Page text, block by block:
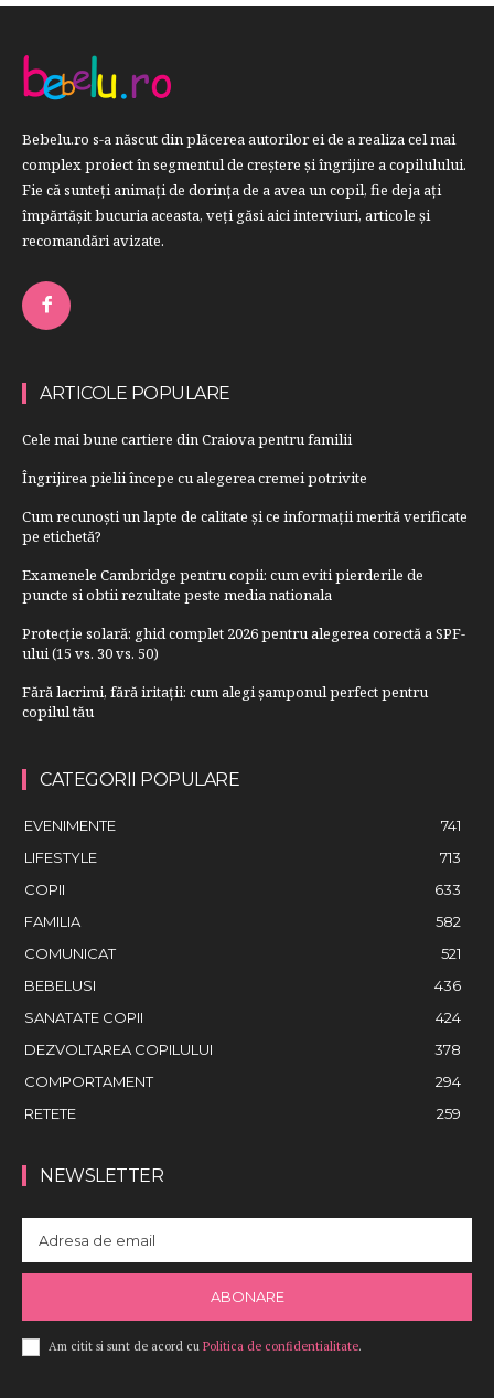
Bebelu.ro s-a născut din plăcerea autorilor ei de a realiza cel mai
complex proiect în segmentul de creştere şi îngrijire a copilulului.
Fie că sunteţi animaţi de dorinţa de a avea un copil, fie deja aţi
împărtăşit bucuria aceasta, veți găsi aici interviuri, articole şi
recomandări avizate.
ARTICOLE POPULARE
Cele mai bune cartiere din Craiova pentru familii
Îngrijirea pielii începe cu alegerea cremei potrivite
Cum recunoști un lapte de calitate și ce informații merită verificate
pe etichetă?
Examenele Cambridge pentru copii: cum eviti pierderile de
puncte si obtii rezultate peste media nationala
Protecție solară: ghid complet 2026 pentru alegerea corectă a SPF-
ului (15 vs. 30 vs. 50)
Fără lacrimi, fără iritații: cum alegi șamponul perfect pentru
copilul tău
CATEGORII POPULARE
EVENIMENTE
741
LIFESTYLE
713
COPII
633
FAMILIA
582
COMUNICAT
521
BEBELUSI
436
SANATATE COPII
424
DEZVOLTAREA COPILULUI
378
COMPORTAMENT
294
RETETE
259
NEWSLETTER
ABONARE
Am citit si sunt de acord cu Politica de confidentialitate.